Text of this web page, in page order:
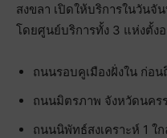
สงขลา เปิดให้บริการในวันจั
โดยศูนย์บริการทั้ง 3 แห่งตั้ง
ถนนรอบคูเมืองฝั่งใน ก่อน
ถนนมิตรภาพ จังหวัดนคร
ถนนนิพัทธ์สงเคราะห์ 1 ใ